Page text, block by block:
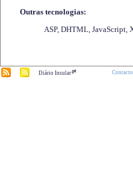
Outras tecnologias:
ASP, DHTML, JavaScript,
Diário Insular.pt